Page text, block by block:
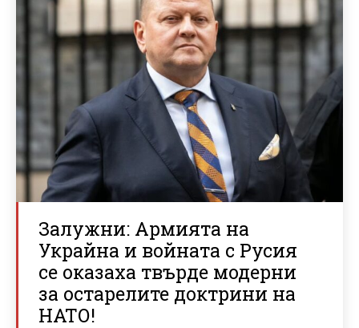
Залужни: Армията на
Украйна и войната с Русия
се оказаха твърде модерни
за остарелите доктрини на
НАТО!